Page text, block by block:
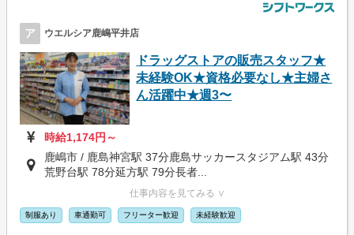
ア ウエルシア鹿嶋平井店
ドラッグストアの販売スタッフ★
未経験OK★資格必要なし★主婦さ
ん活躍中★週3〜
時給1,174円～
鹿嶋市 / 鹿島神宮駅 37分鹿島サッカースタジアム駅 43分
荒野台駅 78分延方駅 79分長者...
仕事内容を見てみる ∨
制服あり 車通勤可 フリーター歓迎 未経験歓迎